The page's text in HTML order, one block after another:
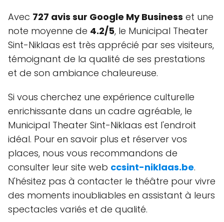
Avec 727 avis sur Google My Business et une
note moyenne de 4.2/5, le Municipal Theater
Sint-Niklaas est très apprécié par ses visiteurs,
témoignant de la qualité de ses prestations
et de son ambiance chaleureuse.
Si vous cherchez une expérience culturelle
enrichissante dans un cadre agréable, le
Municipal Theater Sint-Niklaas est l'endroit
idéal. Pour en savoir plus et réserver vos
places, nous vous recommandons de
consulter leur site web ccsint-niklaas.be.
N'hésitez pas à contacter le théâtre pour vivre
des moments inoubliables en assistant à leurs
spectacles variés et de qualité.